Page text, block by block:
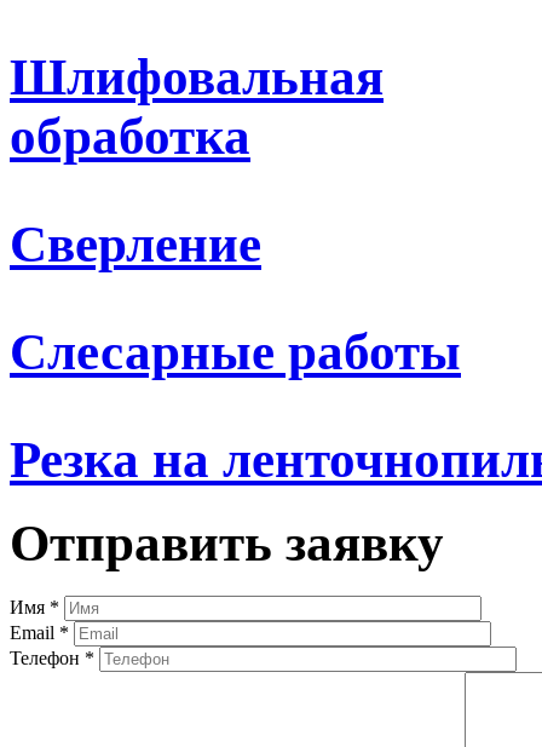
Шлифовальная
обработка
Сверление
Слесарные работы
Резка на
Отправить заявку
Имя *
Email *
Телефон *